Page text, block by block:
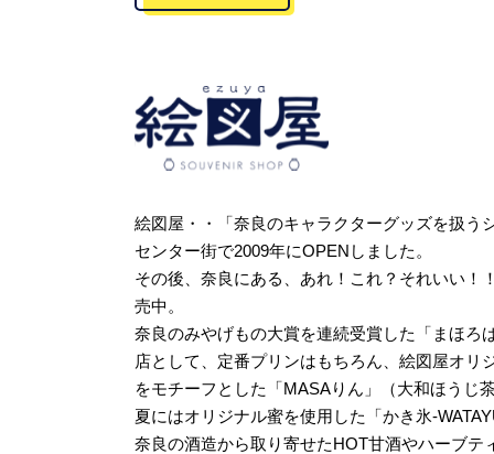
絵図屋・・「奈良のキャラクターグッズを扱う
センター街で2009年にOPENしました。
その後、奈良にある、あれ！これ？それいい！
売中。
奈良のみやげもの大賞を連続受賞した「まほろ
店として、定番プリンはもちろん、絵図屋オリ
をモチーフとした「MASAりん」（大和ほうじ
夏にはオリジナル蜜を使用した「かき氷
奈良の酒造から取り寄せたHOT甘酒やハーブテ